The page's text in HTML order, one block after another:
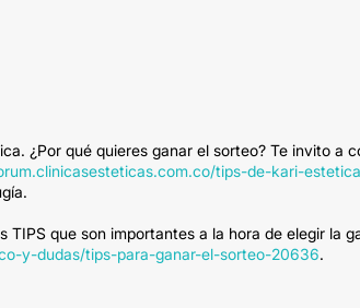
¿Por qué quieres ganar el sorteo? Te invito a
tips-de-kari-
que son importantes a la hora de elegir la
y-dudas/tips-para-ganar-el-sorteo-20636.